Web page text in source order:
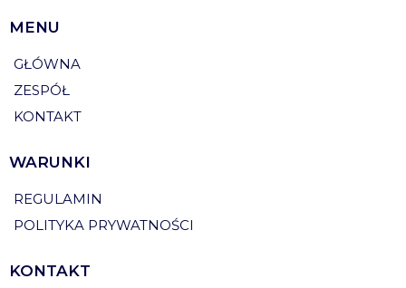
MENU
GŁÓWNA
ZESPÓŁ
KONTAKT
WARUNKI
REGULAMIN
POLITYKA PRYWATNOŚCI
KONTAKT